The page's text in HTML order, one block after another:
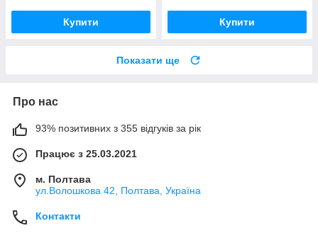
Купити Купити
Показати ще
Про нас
93% позитивних з 355 відгуків за рік
Працює з 25.03.2021
м. Полтава
ул.Волошкова 42, Полтава, Україна
Контакти